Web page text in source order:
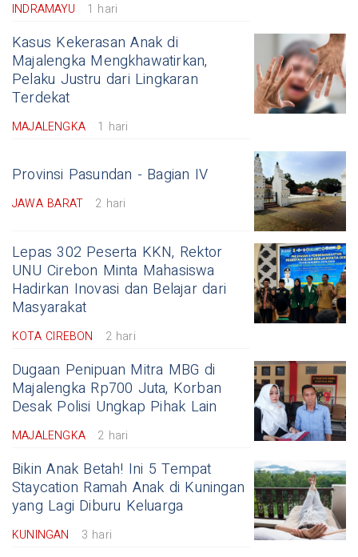
INDRAMAYU 1 hari
Kasus Kekerasan Anak di
Majalengka Mengkhawatirkan,
Pelaku Justru dari Lingkaran
Terdekat
MAJALENGKA 1 hari
Provinsi Pasundan - Bagian IV
JAWA BARAT 2 hari
Lepas 302 Peserta KKN, Rektor
UNU Cirebon Minta Mahasiswa
Hadirkan Inovasi dan Belajar dari
Masyarakat
KOTA CIREBON 2 hari
Dugaan Penipuan Mitra MBG di
Majalengka Rp700 Juta, Korban
Desak Polisi Ungkap Pihak Lain
MAJALENGKA 2 hari
Bikin Anak Betah! Ini 5 Tempat
Staycation Ramah Anak di Kuningan
yang Lagi Diburu Keluarga
KUNINGAN 3 hari